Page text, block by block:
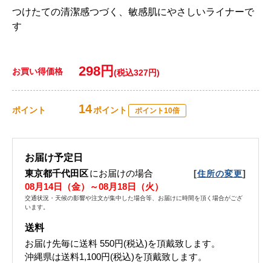
つけたての清潔感つづく、敏感肌にやさしいライナーで
す
お買い得価格 298円 (税込327円)
ポイント 14ポイント ポイント10倍
お届け予定日
東京都千代田区にお届けの場合 [住所の変更]
08月14日（金）～08月18日（火）
交通状況・天候の影響や注文が集中した場合等、お届けに時間を頂く場合がござ
います。
送料
お届け先毎に送料 550円(税込)を頂戴致します。
沖縄県は送料1,100円(税込)を頂戴致します。